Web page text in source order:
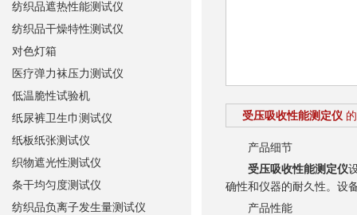
受压吸收性能测定仪
产品细节
受压吸收性能测定仪
确性和仪器的耐久性。设
产品性能
纺织品遮热性能测试仪
纺织品干燥特性测试仪
对色灯箱
医疗弹力袜压力测试仪
低温脆性试验机
纸尿裤卫生巾测试仪
纸板纸张测试仪
织物遮光性测试仪
条干均匀度测试仪
纺织品负离子发生量测试仪